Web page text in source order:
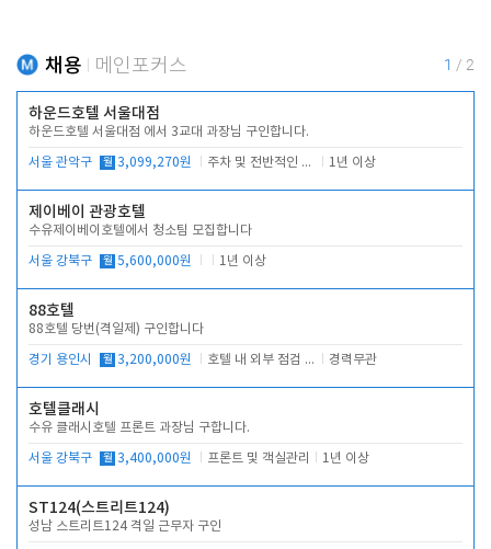
채용 메인포커스 1 / 2
하운드호텔 서울대점
하운드호텔 서울대점 에서 3교대 과장님 구인합니다.
서울 관악구 월 3,099,270원 주차 및 전반적인 당번업무 1년 이상
제이베이 관광호텔
수유제이베이호텔에서 청소팀 모집합니다
서울 강북구 월 5,600,000원 1년 이상
88호텔
88호텔 당번(격일제) 구인합니다
경기 용인시 월 3,200,000원 호텔 내 외부 점검 및 프런트 운영 경력무관
호텔클래시
수유 클래시호텔 프론트 과장님 구합니다.
서울 강북구 월 3,400,000원 프론트 및 객실관리 1년 이상
ST124(스트리트124)
성남 스트리트124 격일 근무자 구인